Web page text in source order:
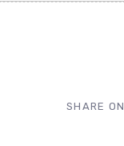
SHARE ON